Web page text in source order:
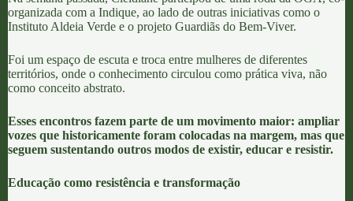
organizada com a Indique, ao lado de outras iniciativas como o
Instituto Aldeia Verde e o projeto Guardiãs do Bem-Viver.
Foi um espaço de escuta e troca entre mulheres de diferentes
territórios, onde o conhecimento circulou como prática viva, não
como conceito abstrato.
Esses encontros fazem parte de um movimento maior: ampliar
vozes que historicamente foram colocadas na margem, mas que
seguem sustentando outros modos de existir, educar e resistir.
Educação como resistência e transformação